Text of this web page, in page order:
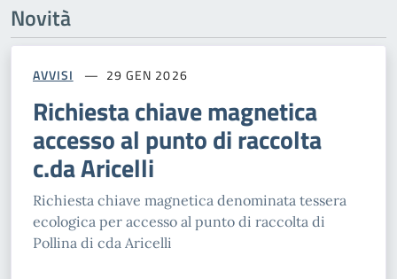
Novità
AVVISI 29 GEN 2026
Richiesta chiave magnetica
accesso al punto di raccolta
c.da Aricelli
Richiesta chiave magnetica denominata tessera
ecologica per accesso al punto di raccolta di
Pollina di cda Aricelli